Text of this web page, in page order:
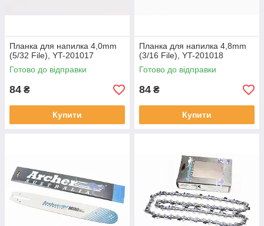
Планка для напилка 4,0mm
(5/32 File), YT-201017
Готово до відправки
84 ₴
Купити
Планка для напилка 4,8mm
(3/16 File), YT-201018
Готово до відправки
84 ₴
Купити